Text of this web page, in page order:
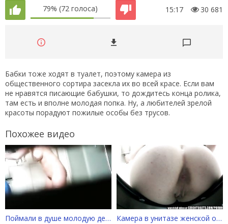
79% (72 голоса) 15:17 30 681
Бабки тоже ходят в туалет, поэтому камера из
общественного сортира засекла их во всей красе. Если вам
не нравятся писающие бабушки, то дождитесь конца ролика,
там есть и вполне молодая попка. Ну, а любителей зрелой
красоты порадуют пожилые особы без трусов.
Похожее видео
Поймали в душе молодую деваху на спрятанную видеокамеру Камера в унитазе женской общаги